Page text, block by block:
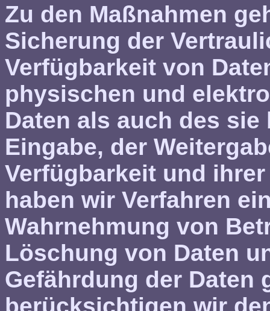
Zu den Maßnahmen
Sicherung der
Verfügbarkeit von
physischen und
Daten als auch des
Eingabe, der
Verfügbarkeit und
haben wir Verfahren
Wahrnehmung von
Löschung von Daten
Gefährdung der Daten
berücksichtigen wir